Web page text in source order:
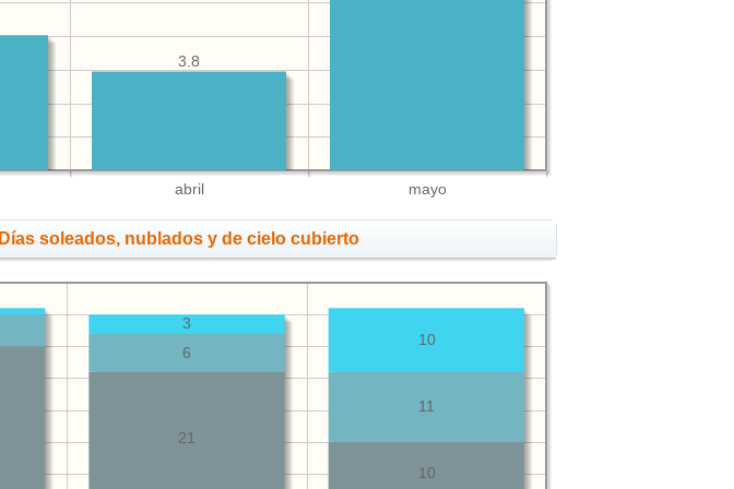
abril mayo
3.8
Días soleados, nublados y de cielo cubierto
10
21
11
6
10
3